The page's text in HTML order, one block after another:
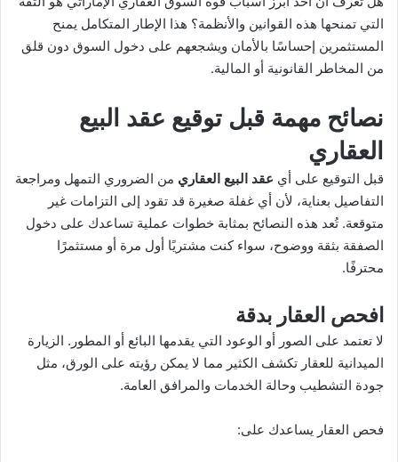
التي تمنحها هذه القوانين والأنظمة؟ هذا الإطار المتكامل يمنح
المستثمرين إحساسًا بالأمان ويشجعهم على دخول السوق دون قلق
من المخاطر القانونية أو المالية.
نصائح مهمة قبل توقيع عقد البيع
العقاري
قبل التوقيع على أي عقد البيع العقاري من الضروري التمهل ومراجعة
التفاصيل بعناية، لأن أي غفلة صغيرة قد تقود إلى التزامات غير
متوقعة. تُعد هذه النصائح بمثابة خطوات عملية تساعدك على دخول
الصفقة بثقة ووضوح، سواء كنت مشتريًا أول مرة أو مستثمرًا
محترفًا.
افحص العقار بدقة
لا تعتمد على الصور أو الوعود التي يقدمها البائع أو المطور. الزيارة
الميدانية للعقار تكشف الكثير مما لا يمكن رؤيته على الورق، مثل
جودة التشطيب وحالة الخدمات والمرافق العامة.
فحص العقار يساعدك على: